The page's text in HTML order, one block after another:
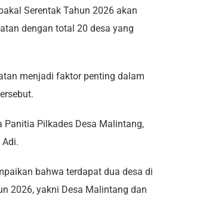
Serentak Tahun 2026 akan
dengan total 20 desa yang
menjadi faktor penting dalam
Panitia Pilkades Desa Malintang,
bahwa terdapat dua desa di
2026, yakni Desa Malintang dan